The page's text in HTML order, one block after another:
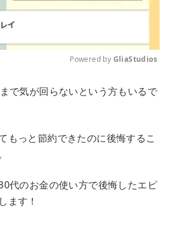
u
Powered by GliaStudios
で気が回らないという方もいるで
もっと節約できたのに後悔するこ
代のお金の使い方で後悔したエピ
ます！